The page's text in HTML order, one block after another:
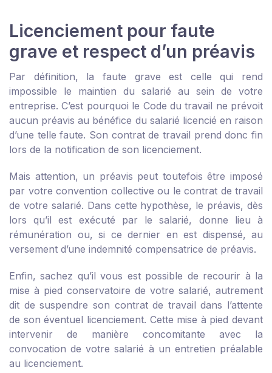
Licenciement pour faute
grave et respect d’un préavis
Par définition, la faute grave est celle qui rend
impossible le maintien du salarié au sein de votre
entreprise. C’est pourquoi le Code du travail ne prévoit
aucun préavis au bénéfice du salarié licencié en raison
d’une telle faute. Son contrat de travail prend donc fin
lors de la notification de son licenciement.
Mais attention, un préavis peut toutefois être imposé
par votre convention collective ou le contrat de travail
de votre salarié. Dans cette hypothèse, le préavis, dès
lors qu’il est exécuté par le salarié, donne lieu à
rémunération ou, si ce dernier en est dispensé, au
versement d’une indemnité compensatrice de préavis.
Enfin, sachez qu’il vous est possible de recourir à la
mise à pied conservatoire de votre salarié, autrement
dit de suspendre son contrat de travail dans l’attente
de son éventuel licenciement. Cette mise à pied devant
intervenir de manière concomitante avec la
convocation de votre salarié à un entretien préalable
au licenciement.